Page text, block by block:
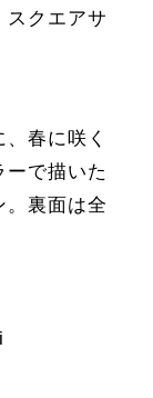
スクエアサ
春に咲く
で描いた
。裏面は全